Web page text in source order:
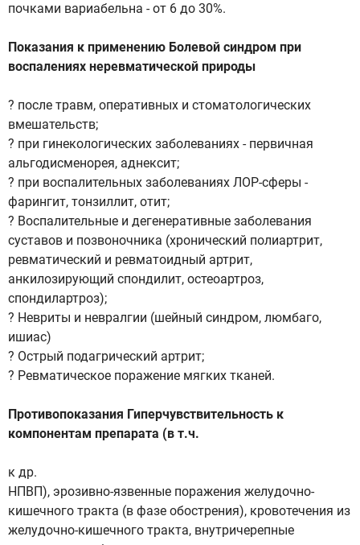
почками вариабельна - от 6 до 30%.
Показания к применению Болевой синдром при
воспалениях неревматической природы
? после травм, оперативных и стоматологических
вмешательств;
? при гинекологических заболеваниях - первичная
альгодисменорея, аднексит;
? при воспалительных заболеваниях ЛОР-сферы -
фарингит, тонзиллит, отит;
? Воспалительные и дегенеративные заболевания
суставов и позвоночника (хронический полиартрит,
ревматический и ревматоидный артрит,
анкилозирующий спондилит, остеоартроз,
спондилартроз);
? Невриты и невралгии (шейный синдром, люмбаго,
ишиас)
? Острый подагрический артрит;
? Ревматическое поражение мягких тканей.
Противопоказания Гиперчувствительность к
компонентам препарата (в т.ч.
к др.
НПВП), эрозивно-язвенные поражения желудочно-
кишечного тракта (в фазе обострения), кровотечения из
желудочно-кишечного тракта, внутричерепные